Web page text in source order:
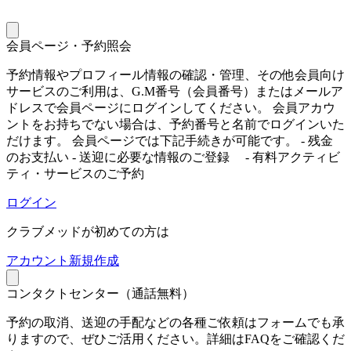
会員ページ・予約照会
予約情報やプロフィール情報の確認・管理、その他会員向け
サービスのご利用は、G.M番号（会員番号）またはメールア
ドレスで会員ページにログインしてください。 会員アカウ
ントをお持ちでない場合は、予約番号と名前でログインいた
だけます。 会員ページでは下記手続きが可能です。 - 残金
のお支払い - 送迎に必要な情報のご登録 - 有料アクティビ
ティ・サービスのご予約
ログイン
クラブメッドが初めての方は
アカウント新規作成
コンタクトセンター（通話無料）
予約の取消、送迎の手配などの各種ご依頼はフォームでも承
りますので、ぜひご活用ください。詳細はFAQをご確認くだ